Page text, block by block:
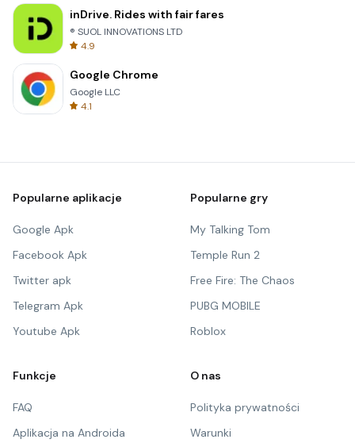
inDrive. Rides with fair fares
® SUOL INNOVATIONS LTD
4.9
Google Chrome
Google LLC
4.1
Popularne aplikacje
Google Apk
Facebook Apk
Twitter apk
Telegram Apk
Youtube Apk
Popularne gry
My Talking Tom
Temple Run 2
Free Fire: The Chaos
PUBG MOBILE
Roblox
Funkcje
FAQ
Aplikacja na Androida
O nas
Polityka prywatności
Warunki